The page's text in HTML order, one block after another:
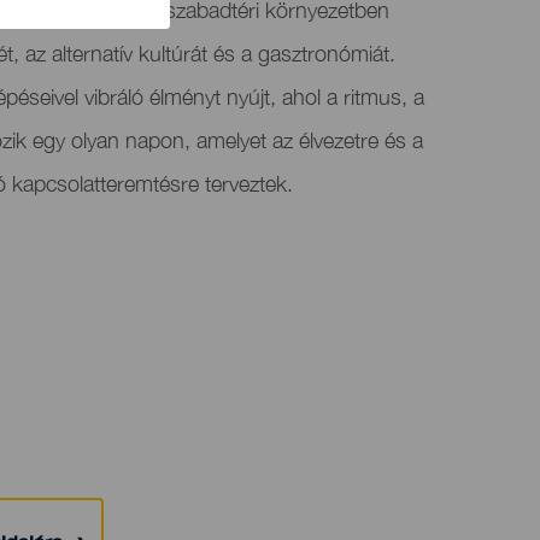
esemény, amely szabadtéri környezetben
az alternatív kultúrát és a gasztronómiát.
vibráló élményt nyújt, ahol a ritmus, a
egy olyan napon, amelyet az élvezetre és a
kapcsolatteremtésre terveztek.